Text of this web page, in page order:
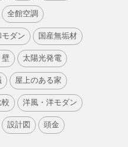
全館空調
ダン 国産無垢材
壁 太陽光発電
屋上のある家
較 洋風・洋モダン
設計図 頭金